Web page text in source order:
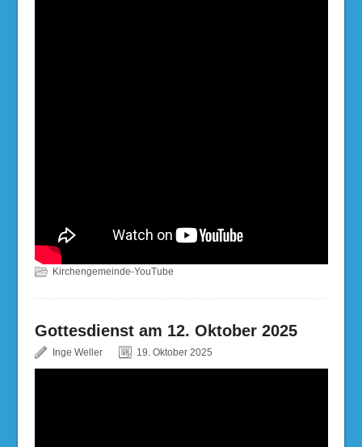
Kirchengemeinde-YouTube
Gottesdienst am 12. Oktober 2025
Inge Weller 19. Oktober 2025